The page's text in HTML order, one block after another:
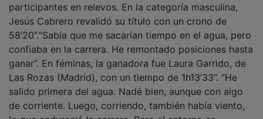
participantes en relevos. En la categoría masculina,
Jesús Cabrero revalidó su título con un crono de
58’20”.“Sabía que me sacarían tiempo en el agua, pero
confiaba en la carrera. He remontado posiciones hasta
ganar”. En féminas, la ganadora fue Laura Garrido, de
Las Rozas (Madrid), con un tiempo de 1h13’33”. “He
salido primera del agua. Nadé bien, aunque con algo
de corriente. Luego, corriendo, también había viento,